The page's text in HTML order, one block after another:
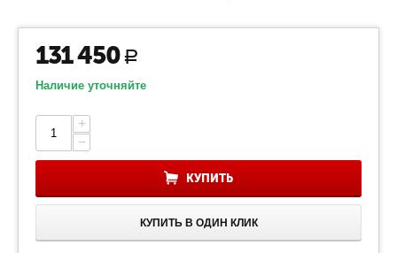
131 450 Р
Наличие уточняйте
+
−
КУПИТЬ
КУПИТЬ В ОДИН КЛИК